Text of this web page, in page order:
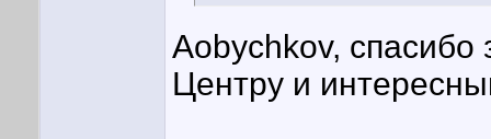
Aobychkov,
Центру и